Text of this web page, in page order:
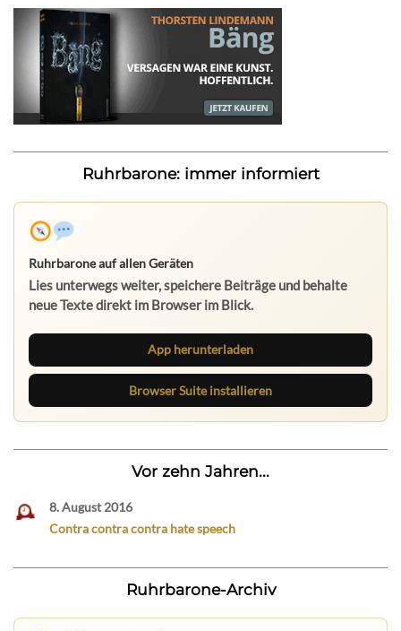
Ruhrbarone: immer informiert
Ruhrbarone auf allen Geräten
Lies unterwegs weiter, speichere Beiträge und behalte
neue Texte direkt im Browser im Blick.
App herunterladen
Browser Suite installieren
Vor zehn Jahren...
8. August 2016
Contra contra contra hate speech
Ruhrbarone-Archiv